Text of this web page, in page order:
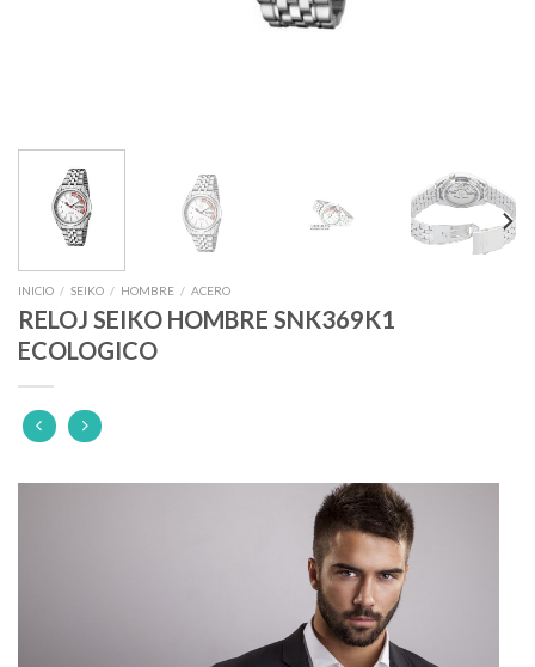
INICIO / SEIKO / HOMBRE / ACERO
RELOJ SEIKO HOMBRE SNK369K1
ECOLOGICO